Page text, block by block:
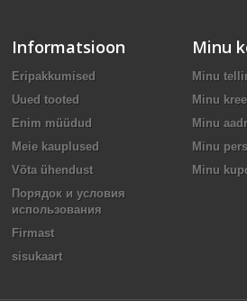
Informatsioon
Eripakkumised
Uued tooted
Enim müüdud
Meie kauplused
Võta ühendust
Порядок и условия
использования
Firmast
sisukaart
Minu
Minu
Minu
Minu
Minu
Minu